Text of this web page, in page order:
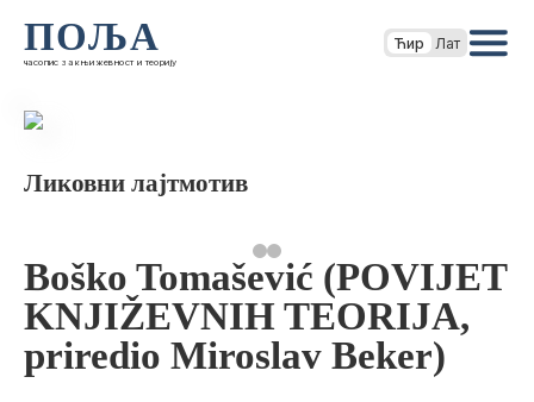
ПОЉА
часопис за књижевност и теорију
Ћир Лат
Ликовни лајтмотив
Boško Tomašević (POVIJET
KNJIŽEVNIH TEORIJA,
priredio Miroslav Beker)